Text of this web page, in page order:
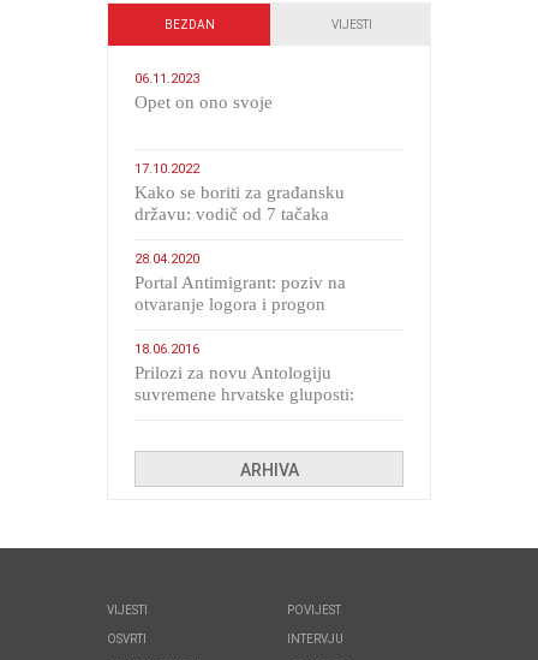
BEZDAN VIJESTI
06.11.2023
​Opet on ono svoje
17.10.2022
Kako se boriti za građansku
državu: vodič od 7 tačaka
28.04.2020
Portal Antimigrant: poziv na
otvaranje logora i progon
18.06.2016
Prilozi za novu Antologiju
suvremene hrvatske gluposti:
ARHIVA
VIJESTI
OSVRTI
POVIJEST
INTERVJU